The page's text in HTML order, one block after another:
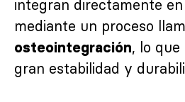
integran directamente
mediante un proceso
osteointegración, lo que
gran estabilidad y